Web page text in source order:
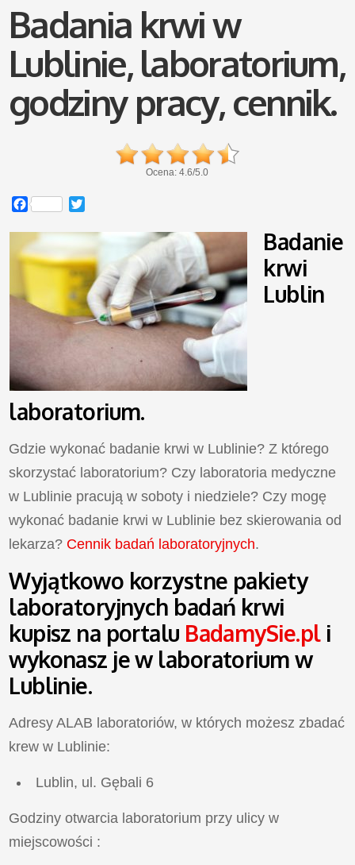
Badania krwi w
Lublinie, laboratorium,
godziny pracy, cennik.
Ocena:4.6/5.0
Facebook
Badanie
krwi
Lublin
laboratorium.
Gdzie wykonać badanie krwi w Lublinie? Z którego
skorzystać laboratorium? Czy laboratoria medyczne
w Lublinie pracują w soboty i niedziele? Czy mogę
wykonać badanie krwi w Lublinie bez skierowania od
lekarza? Cennik badań laboratoryjnych.
Wyjątkowo korzystne pakiety
laboratoryjnych badań krwi
kupisz na portalu BadamySie.pl i
wykonasz je w laboratorium w
Lublinie.
Adresy ALAB laboratoriów, w których możesz zbadać
krew w Lublinie:
Lublin, ul. Gębali 6
Godziny otwarcia laboratorium przy ulicyw
miejscowości :